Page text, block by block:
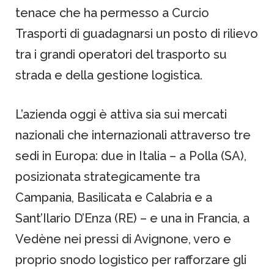
tenace che ha permesso a Curcio
Trasporti di guadagnarsi un posto di rilievo
tra i grandi operatori del trasporto su
strada e della gestione logistica.
L’azienda oggi è attiva sia sui mercati
nazionali che internazionali attraverso tre
sedi in Europa: due in Italia – a Polla (SA),
posizionata strategicamente tra
Campania, Basilicata e Calabria e a
Sant’Ilario D’Enza (RE) – e una in Francia, a
Vedène nei pressi di Avignone, vero e
proprio snodo logistico per rafforzare gli